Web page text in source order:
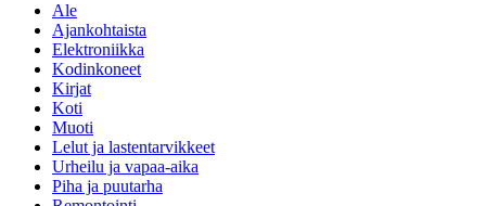
Ale
Ajankohtaista
Elektroniikka
Kodinkoneet
Kirjat
Koti
Muoti
Lelut ja lastentarvikkeet
Urheilu ja vapaa-aika
Piha ja puutarha